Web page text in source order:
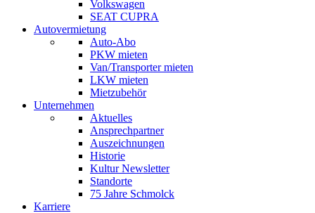
Volkswagen
SEAT CUPRA
Autovermietung
Auto-Abo
PKW mieten
Van/Transporter mieten
LKW mieten
Mietzubehör
Unternehmen
Aktuelles
Ansprechpartner
Auszeichnungen
Historie
Kultur Newsletter
Standorte
75 Jahre Schmolck
Karriere